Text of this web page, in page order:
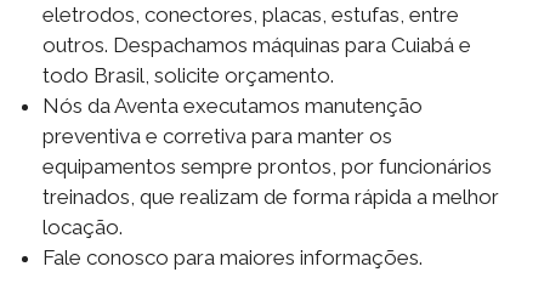
eletrodos, conectores, placas, estufas, entre
outros. Despachamos máquinas para Cuiabá e
todo Brasil, solicite orçamento.
Nós da Aventa executamos manutenção
preventiva e corretiva para manter os
equipamentos sempre prontos, por funcionários
treinados, que realizam de forma rápida a melhor
locação.
Fale conosco para maiores informações.